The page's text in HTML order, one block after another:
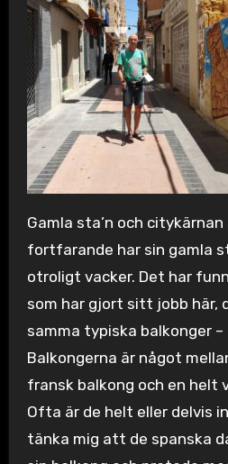
Gamla sta’n och
fortfarande har sin gamla
otroligt vacker. Det har
som har gjort sitt jobb här,
samma typiska balkonger –
Balkongerna är något
fransk balkong och en helt
Ofta är de helt eller delvis
tänka mig att de spanska